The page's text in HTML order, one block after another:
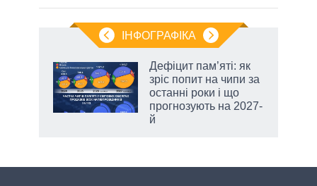
ІНФОГРАФІКА
Дефіцит пам’яті: як
зріс попит на чипи за
останні роки і що
прогнозують на 2027-
й